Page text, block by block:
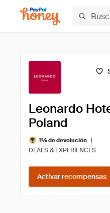
Leonardo
Poland
1% de devolución
|
DEALS & EXPERIENCES
Activar recompensas